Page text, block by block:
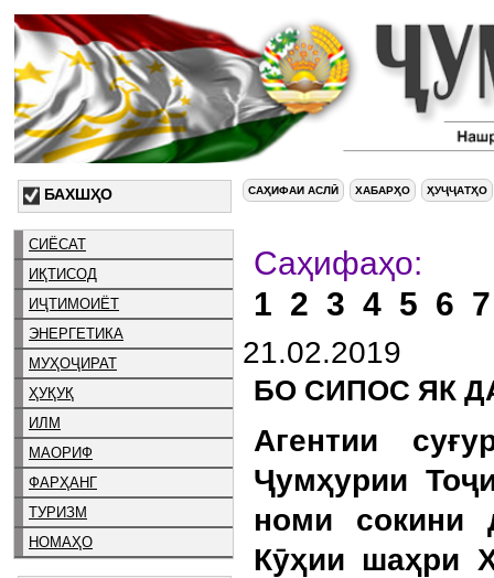
БАХШҲО
СИЁСАТ
ИҚТИСОД
ИҶТИМОИЁТ
ЭНЕРГЕТИКА
МУҲОҶИРАТ
ҲУҚУҚ
ИЛМ
МАОРИФ
ФАРҲАНГ
ТУРИЗМ
НОМАҲО
САҲИФАИ АСЛӢ ХАБАРҲО ҲУҶҶАТҲО
1 2 3 4 5 6 7
21.02.2019
БО СИПОС ЯК
Агентии
Ҷумҳурии
номи сокини
Кӯҳии шаҳри